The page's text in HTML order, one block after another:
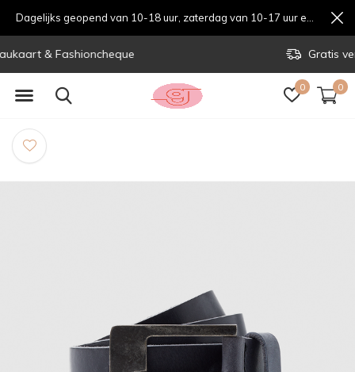
0 0
Gratis verzending vanaf € 70,-